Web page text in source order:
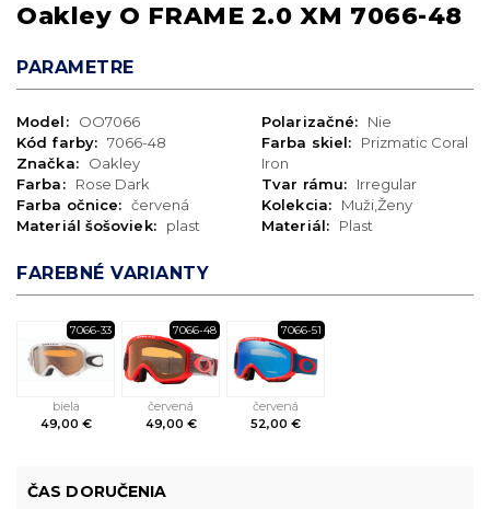
Oakley O FRAME 2.0 XM 7066-48
PARAMETRE
Model:
OO7066
Kód farby: 7066-48
Značka:
Oakley
Farba:
Rose Dark
Farba očnice: červená
Materiál šošoviek:
plast
Polarizačné:
Nie
Farba skiel:
Prizmatic Coral
Iron
Tvar rámu:
Irregular
Kolekcia:
Muži,Ženy
Materiál:
Plast
FAREBNÉ VARIANTY
7066-33
biela
49,00 €
7066-48
červená
49,00 €
7066-51
červená
52,00 €
ČAS DORUČENIA